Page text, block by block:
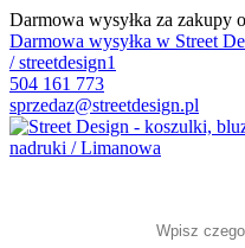
Darmowa wysyłka za zakupy
Darmowa wysyłka w Street
/ streetdesign1
504 161 773
sprzedaz@streetdesign.pl